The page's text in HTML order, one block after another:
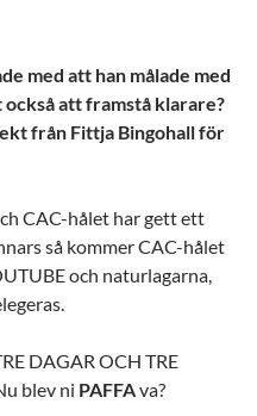
med att han målade med
att framstå klarare?
från Fittja Bingohall för
CAC-hålet har gett ett
så kommer CAC-hålet
och naturlagarna,
DAGAR OCH TRE
blev ni PAFFAva?